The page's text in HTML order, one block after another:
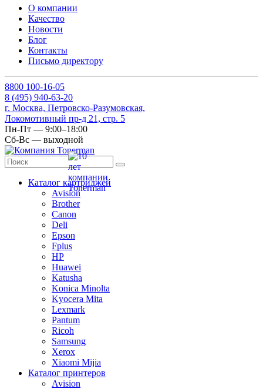
О компании
Качество
Новости
Блог
Контакты
Письмо директору
8800 100-16-05
8 (495) 940-63-20
г. Москва, Петровско-Разумовская,
Локомотивный пр-д 21, стр. 5
Пн-Пт — 9:00–18:00
Сб-Вс — выходной
Каталог картриджей
Avision
Brother
Canon
Deli
Epson
Fplus
HP
Huawei
Katusha
Konica Minolta
Kyocera Mita
Lexmark
Pantum
Ricoh
Samsung
Xerox
Xiaomi Mijia
Каталог принтеров
Avision